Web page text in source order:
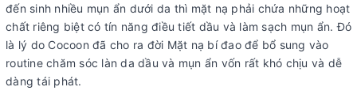
đến sinh nhiều mụn ẩn dưới da thì mặt nạ phải chứa những hoạt
chất riêng biệt có tín năng điều tiết dầu và làm sạch mụn ẩn. Đó
là lý do Cocoon đã cho ra đời Mặt nạ bí đao để bổ sung vào
routine chăm sóc làn da dầu và mụn ẩn vốn rất khó chịu và dễ
dàng tái phát.